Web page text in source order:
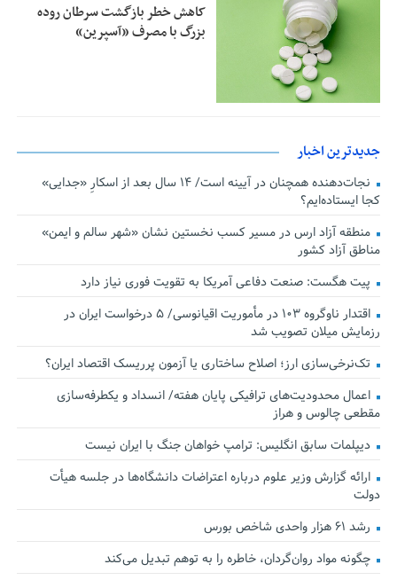
کاهش خطر بازگشت سرطان روده
بزرگ با مصرف «آسپرین»
جدیدترین اخبار
نجات‌دهنده‌ همچنان در آیینه است/ ۱۴ سال بعد از اسکارِ «جدایی»
کجا ایستاده‌ایم؟
منطقه آزاد ارس در مسیر کسب نخستین نشان «شهر سالم و ایمن»
مناطق آزاد کشور
پیت هگست: صنعت دفاعی آمریکا به تقویت فوری نیاز دارد
اقتدار ناوگروه ۱۰۳ در مأموریت‌ اقیانوسی/ ۵ درخواست ایران در
رزمایش میلان تصویب شد
تک‌نرخی‌سازی ارز؛ اصلاح ساختاری یا آزمون پرریسک اقتصاد ایران؟
اعمال محدودیت‌های ترافیکی پایان هفته/ انسداد و یکطرفه‌سازی
مقطعی چالوس و هراز
دیپلمات سابق انگلیس:‌ ترامپ خواهان جنگ با ایران نیست
ارائه گزارش وزیر علوم درباره اعتراضات دانشگاه‌ها در جلسه هیأت
دولت
رشد ۶۱ هزار واحدی شاخص بورس
چگونه مواد روان‌گردان، خاطره را به توهم تبدیل می‌کند